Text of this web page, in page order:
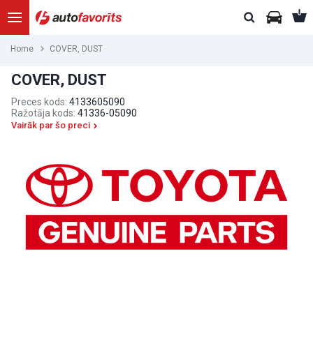
Home COVER, DUST
COVER, DUST
Preces kods: 4133605090
Ražotāja kods: 41336-05090
Vairāk par šo preci